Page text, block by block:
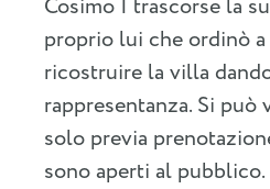
Cosimo I trascorse la
proprio lui che ordinò
ricostruire la villa
rappresentanza. Si
solo previa
sono aperti al pubblico.